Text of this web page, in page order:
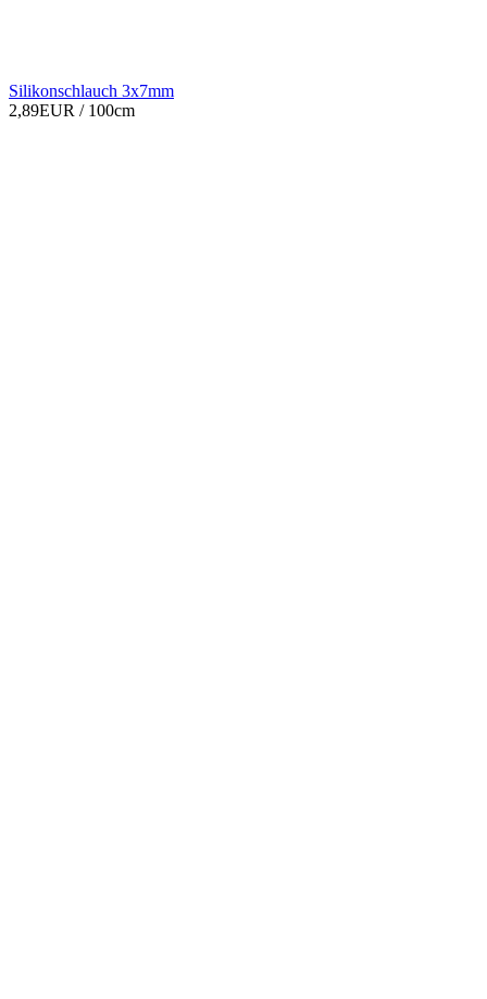
Silikonschlauch 3x7mm
2,89EUR / 100cm